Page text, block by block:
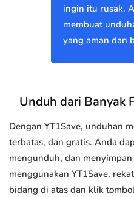
ingin itu rusak.
membuat
yang aman dan
Unduh dari Banyak
Dengan YT1Save, unduhan
terbatas, dan gratis. Anda
mengunduh, dan
menggunakan YT1Save,
bidang di atas dan klik